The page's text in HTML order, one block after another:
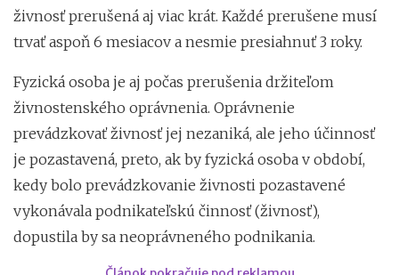
živnosť prerušená aj viac krát. Každé prerušene musí
trvať aspoň 6 mesiacov a nesmie presiahnuť 3 roky.
Fyzická osoba je aj počas prerušenia držiteľom
živnostenského oprávnenia. Oprávnenie
prevádzkovať živnosť jej nezaniká, ale jeho účinnosť
je pozastavená, preto, ak by fyzická osoba v období,
kedy bolo prevádzkovanie živnosti pozastavené
vykonávala podnikateľskú činnosť (živnosť),
dopustila by sa neoprávneného podnikania.